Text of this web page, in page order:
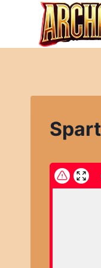
Přeskočit
zde a hrajte